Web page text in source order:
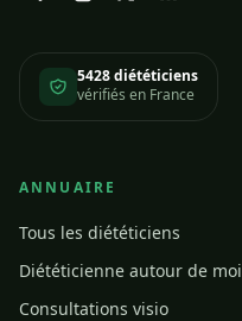
5428 diététiciens
vérifiés en France
ANNUAIRE
Tous les diététiciens
Diététicienne autour de moi
Consultations visio